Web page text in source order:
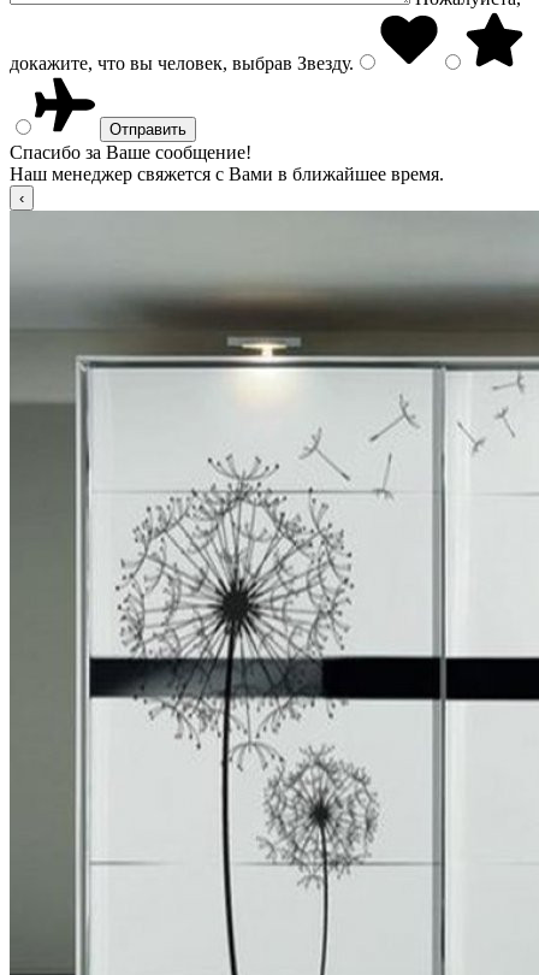
докажите, что вы человек, выбрав Звезду.
Спасибо за Ваше сообщение!
Наш менеджер свяжется с Вами в ближайшее время.